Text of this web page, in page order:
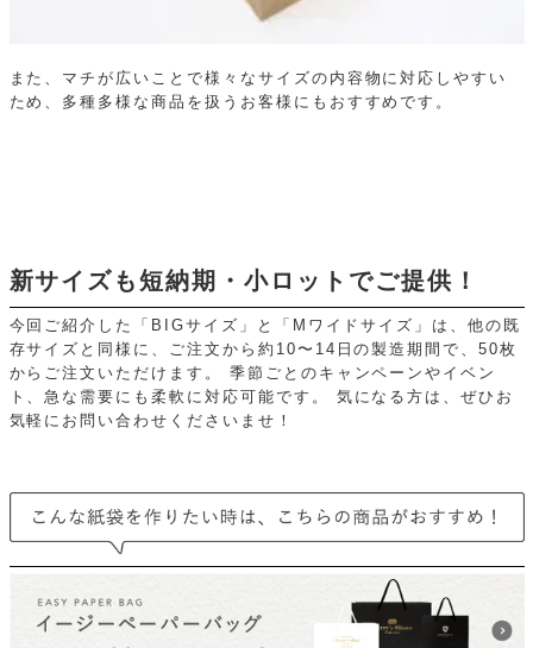
また、マチが広いことで様々なサイズの内容物に対応しやすい
ため、多種多様な商品を扱うお客様にもおすすめです。
新サイズも短納期・小ロットでご提供！
今回ご紹介した「BIGサイズ」と「Mワイドサイズ」は、他の既
存サイズと同様に、ご注文から約10〜14日の製造期間で、50枚
からご注文いただけます。
季節ごとのキャンペーンやイベン
ト、急な需要にも柔軟に対応可能です。
気になる方は、ぜひお
気軽にお問い合わせくださいませ！